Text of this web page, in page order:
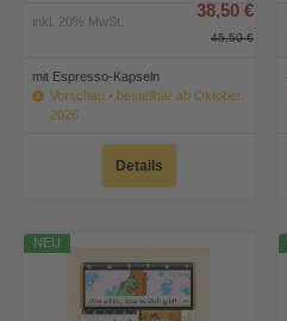
inkl. 20% MwSt.
38,50 €
45,50 €
mit Espresso-Kapseln
Vorschau • bestellbar ab Oktober
2026
Details
NEU